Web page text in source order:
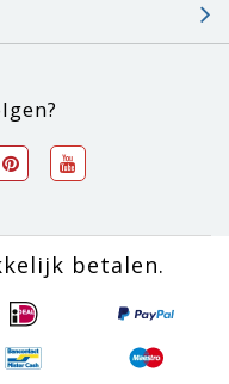
betalen.